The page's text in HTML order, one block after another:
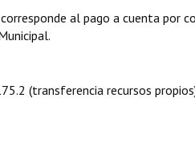
al pago a cuenta por
(transferencia recursos